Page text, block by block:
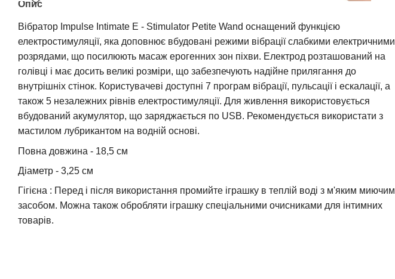
Опис
Вібратор Impulse Intimate E - Stimulator Petite Wand оснащений функцією
електростимуляції, яка доповнює вбудовані режими вібрації слабкими електричними
розрядами, що посилюють масаж ерогенних зон піхви. Електрод розташований на
голівці і має досить великі розміри, що забезпечують надійне прилягання до
внутрішніх стінок. Користувачеві доступні 7 програм вібрації, пульсації і ескалації, а
також 5 незалежних рівнів електростимуляції. Для живлення використовується
вбудований акумулятор, що заряджається по USB. Рекомендується використати з
мастилом лубрикантом на водній основі.
Повна довжина - 18,5 см
Діаметр - 3,25 см
Гігієна : Перед і після використання промийте іграшку в теплій воді з м'яким миючим
засобом. Можна також обробляти іграшку спеціальними очисниками для інтимних
товарів.